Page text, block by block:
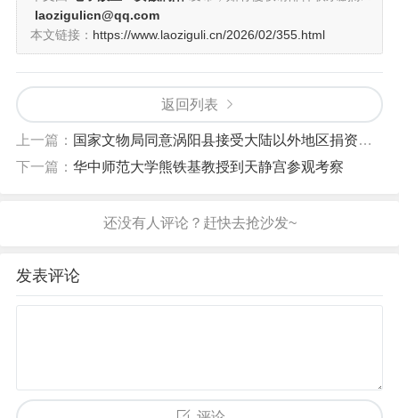
laozigulicn@qq.com
本文链接： https://www.laoziguli.cn/2026/02/355.html
返回列表
上一篇： 国家文物局同意涡阳县接受大陆以外地区捐资的批复
下一篇： 华中师范大学熊铁基教授到天静宫参观考察
发表评论